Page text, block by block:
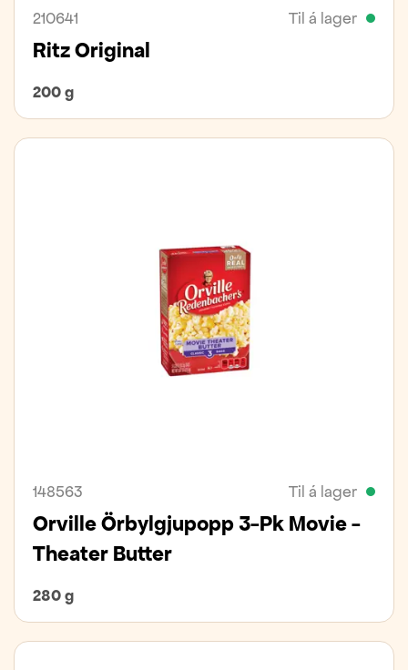
210641 Til á lager
Ritz Original
200 g
148563 Til á lager
Orville Örbylgjupopp 3-Pk Movie -
Theater Butter
280 g